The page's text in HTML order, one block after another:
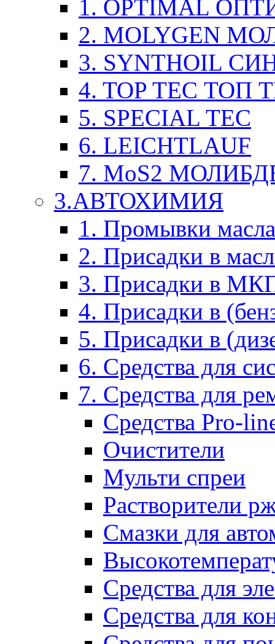
1. OPTIMAL
2. MOLYGEN
3. SYNTHOIL
4. TOP TEC ТОП
5. SPECIAL TEC
6. LEICHTLAUF
7. MoS2
3.АВТОХИМИЯ
1. Промывки масла
2. Присадки в
3. Присадки в
4. Присадки в
5. Присадки в
6. Средства для
7. Средства для
Средства Pro-
Очистители
Мульти спреи
Растворители
Смазки для
Средства для
Средства для